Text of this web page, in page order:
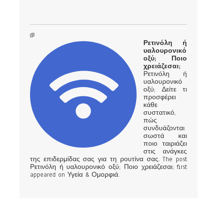
Ρετινόλη ή
υαλουρονικό
οξύ; Ποιο
χρειάζεσαι;
Ρετινόλη ή
υαλουρονικό
οξύ; Δείτε τι
προσφέρει
κάθε
συστατικό,
πώς
συνδυάζονται
σωστά και
ποιο ταιριάζει
στις ανάγκες
της επιδερμίδας σας για τη ρουτίνα σας. The post
Ρετινόλη ή υαλουρονικό οξύ; Ποιο χρειάζεσαι; first
appeared on Υγεία & Ομορφιά.